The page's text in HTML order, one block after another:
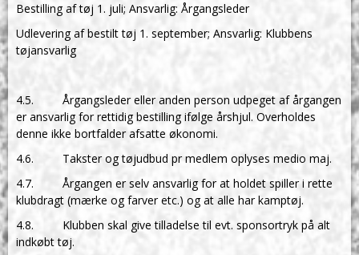
Bestilling af tøj 1. juli; Ansvarlig: Årgangsleder
Udlevering af bestilt tøj 1. september; Ansvarlig: Klubbens
tøjansvarlig
4.5. Årgangsleder eller anden person udpeget af årgangen
er ansvarlig for rettidig bestilling ifølge årshjul. Overholdes
denne ikke bortfalder afsatte økonomi.
4.6. Takster og tøjudbud pr medlem oplyses medio maj.
4.7. Årgangen er selv ansvarlig for at holdet spiller i rette
klubdragt (mærke og farver etc.) og at alle har kamptøj.
4.8. Klubben skal give tilladelse til evt. sponsortryk på alt
indkøbt tøj.